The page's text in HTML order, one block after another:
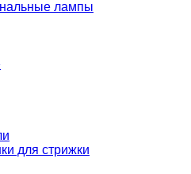
лампы
для стрижки